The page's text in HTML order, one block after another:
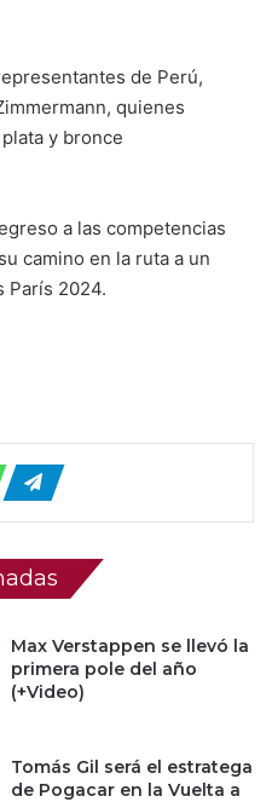
de Perú,
quienes
y bronce
a las competencias
camino en la ruta a un
París 2024.
Max Verstappen se llevó la
primera pole del año
(+Video)
Tomás Gil será el estratega
de Pogacar en la Vuelta a